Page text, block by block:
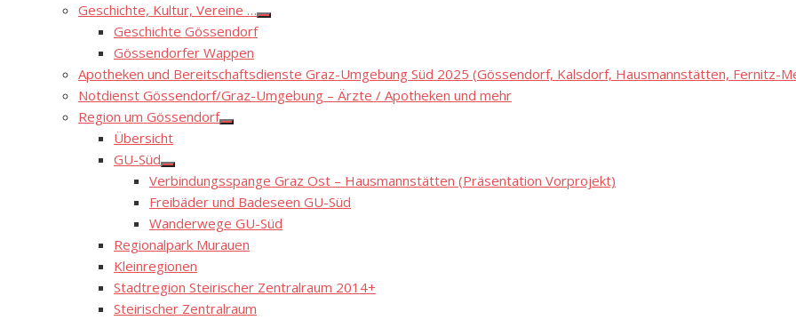
Geschichte, Kultur, Vereine …
Show
Geschichte Gössendorf
Gössendorfer Wappen
Apotheken und Bereitschaftsdienste Graz-Umgebung Süd 2025 (Gössendorf, Kalsdorf, Hausmannstätten, Fernitz-
Notdienst Gössendorf/Graz-Umgebung – Ärzte / Apotheken und mehr
Region um Gössendorf
Show
Übersicht
GU-Süd
Show
sub
menu
Verbindungsspange Graz Ost – Hausmannstätten (Präsentation Vorprojekt)
Freibäder und Badeseen GU-Süd
Wanderwege GU-Süd
Regionalpark Murauen
Kleinregionen
Stadtregion Steirischer Zentralraum 2014+
Steirischer Zentralraum